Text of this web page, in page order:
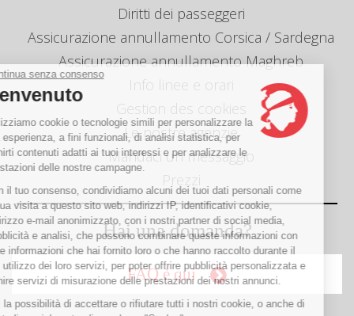
Continua senza consenso
Benvenuto
Utilizziamo cookie o tecnologie simili per personalizzare la
tua esperienza, a fini funzionali, di analisi statistica, per
fornirti contenuti adatti ai tuoi interessi e per analizzare le
prestazioni delle nostre campagne.
Con il tuo consenso, condividiamo alcuni dei tuoi dati personali come
la tua visita a questo sito web, indirizzi IP, identificativi cookie,
indirizzo e-mail anonimizzato, con i nostri partner di social media,
pubblicità e analisi, che possono combinare queste informazioni con
altre informazioni che hai fornito loro o che hanno raccolto durante il
tuo utilizzo dei loro servizi, per poter offrire pubblicità personalizzata e
fornire servizi di misurazione delle prestazioni dei nostri annunci.
Hai la possibilità di accettare o rifiutare tutti i nostri cookie, o anche di
Diritti dei passeggeri
Assicurazione annullamento Corsica / Sardegna
Assicurazione annullamento Maghreb
Info linee e orari
Gestion des cookies
Le nostre agenzie
Mandaci un messaggio
Prezzi
Hai una domanda?
FAQ è qui